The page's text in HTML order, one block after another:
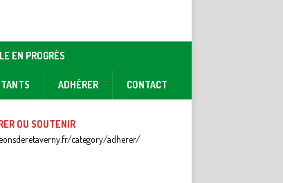
EN PROGRÈS
ADHÉRER CONTACT
OU SOUTENIR
category/adherer/